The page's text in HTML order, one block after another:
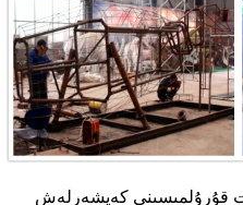
قۇرۇلمىسىنى كەپشەرلەش